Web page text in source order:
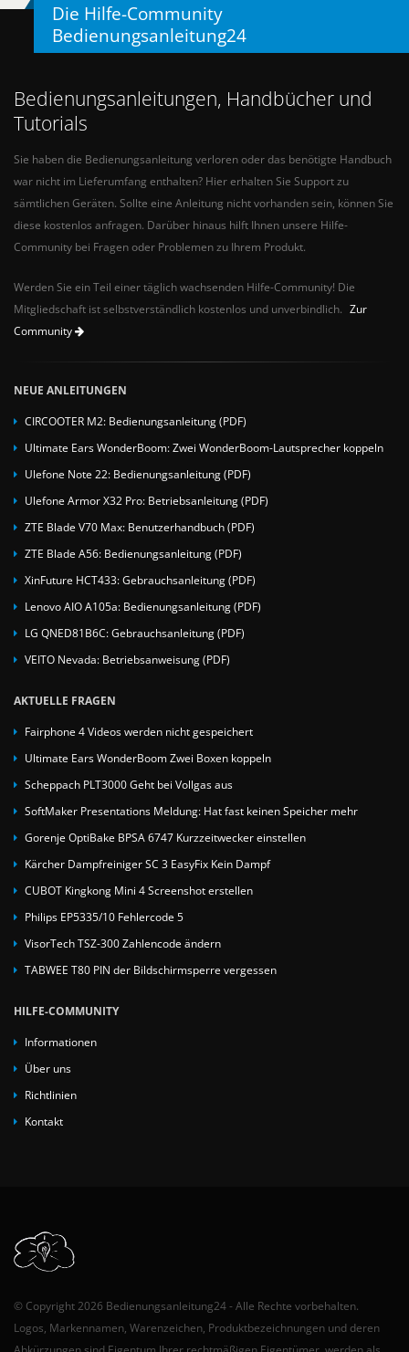
Die Hilfe-Community
Bedienungsanleitung24
Bedienungsanleitungen, Handbücher und
Tutorials
Sie haben die Bedienungsanleitung verloren oder das benötigte Handbuch
war nicht im Lieferumfang enthalten? Hier erhalten Sie Support zu
sämtlichen Geräten. Sollte eine Anleitung nicht vorhanden sein, können Sie
diese kostenlos anfragen. Darüber hinaus hilft Ihnen unsere Hilfe-
Community bei Fragen oder Problemen zu Ihrem Produkt.
Werden Sie ein Teil einer täglich wachsenden Hilfe-Community! Die
Mitgliedschaft ist selbstverständlich kostenlos und unverbindlich. Zur
Community
NEUE ANLEITUNGEN
CIRCOOTER M2: Bedienungsanleitung (PDF)
Ultimate Ears WonderBoom: Zwei WonderBoom-Lautsprecher koppeln
Ulefone Note 22: Bedienungsanleitung (PDF)
Ulefone Armor X32 Pro: Betriebsanleitung (PDF)
ZTE Blade V70 Max: Benutzerhandbuch (PDF)
ZTE Blade A56: Bedienungsanleitung (PDF)
XinFuture HCT433: Gebrauchsanleitung (PDF)
Lenovo AIO A105a: Bedienungsanleitung (PDF)
LG QNED81B6C: Gebrauchsanleitung (PDF)
VEITO Nevada: Betriebsanweisung (PDF)
AKTUELLE FRAGEN
Fairphone 4 Videos werden nicht gespeichert
Ultimate Ears WonderBoom Zwei Boxen koppeln
Scheppach PLT3000 Geht bei Vollgas aus
SoftMaker Presentations Meldung: Hat fast keinen Speicher mehr
Gorenje OptiBake BPSA 6747 Kurzzeitwecker einstellen
Kärcher Dampfreiniger SC 3 EasyFix Kein Dampf
CUBOT Kingkong Mini 4 Screenshot erstellen
Philips EP5335/10 Fehlercode 5
VisorTech TSZ-300 Zahlencode ändern
TABWEE T80 PIN der Bildschirmsperre vergessen
HILFE-COMMUNITY
Informationen
Über uns
Richtlinien
Kontakt
© Copyright 2026 Bedienungsanleitung24 - Alle Rechte vorbehalten.
Logos, Markennamen, Warenzeichen, Produktbezeichnungen und deren
Abkürzungen sind Eigentum Ihrer rechtmäßigen Eigentümer, werden als